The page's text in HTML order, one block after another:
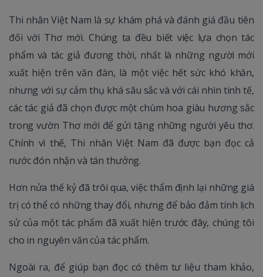
Thi nhân Việt Nam là sự khám phá và đánh giá đầu tiên
đối với Thơ mới. Chúng ta đều biết việc lựa chọn tác
phẩm và tác giả đương thời, nhất là những người mới
xuất hiện trên văn đàn, là một việc hết sức khó khăn,
nhưng với sự cảm thụ khá sâu sắc và với cái nhìn tinh tế,
các tác giả đã chọn được một chùm hoa giàu hương sắc
trong vườn Thơ mới để gửi tặng những người yêu thơ.
Chính vì thế, Thi nhân Việt Nam đã được bạn đọc cả
nước đón nhận và tán thưởng.
Hơn nửa thế kỷ đã trôi qua, việc thẩm định lại những giá
trị có thể có những thay đổi, nhưng để bảo đảm tính lịch
sử của một tác phẩm đã xuất hiện trước đây, chúng tôi
cho in nguyên văn của tác phẩm.
Ngoài ra, để giúp bạn đọc có thêm tư liệu tham khảo,